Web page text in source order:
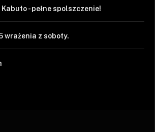
- pełne spolszczenie!
wrażenia z soboty.